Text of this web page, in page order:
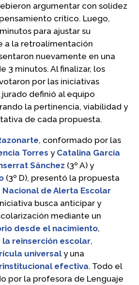
argumentar con solidez
crítico. Luego,
para ajustar su
a la retroalimentación
nuevamente en una
3 minutos. Al finalizar, los
por las iniciativas
definió al equipo
la pertinencia, viabilidad y
de cada propuesta.
, conformado por las
Torres y Catalina García
Sánchez (3º A) y
(3º D), presentó la propuesta
Nacional de Alerta Escolar
busca anticipar y
mediante un
desde el nacimiento,
la reinserción escolar,
universaly una
efectiva. Todo el
por la profesora de Lenguaje